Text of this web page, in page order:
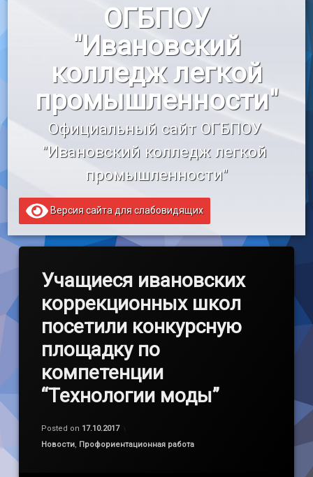
«Профессионалы»
«Профессионалитет»
Образовательный кредит
ОГБПОУ
"Ивановский
колледж легкой
промышленности"
Официальный сайт ОГБПОУ
"Ивановский колледж легкой
промышленности"
Версия сайта для слабовидящих
Учащиеся ивановских
коррекционных школ
посетили конкурсную
площадку по
компетенции
“Технологии моды”
Posted on 17.10.2017
Категории:
Новости, Профориентационная работа